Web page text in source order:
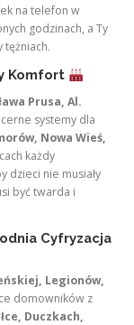
na telefon w
godzinach, a Ty
Komfort
Prusa, Al.
systemy dla
Nowa Wieś,
każdy
dzieci nie musiały
być twarda i
Cyfryzacja
Legionów,
domowników z
Duczkach,